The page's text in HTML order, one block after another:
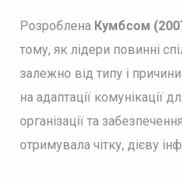
Розроблена Кумбсом
тому, як лідери повинні
залежно від типу і
на адаптації комунікації
організації та
отримувала чітку, дієву